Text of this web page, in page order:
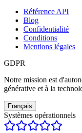
Référence API
Blog
Confidentialité
Conditions
Mentions légales
GDPR
Notre mission est
générative et à la
Français
Systèmes opérationnels